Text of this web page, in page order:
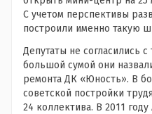
С учетом перспективы
построили именно такую
Депутаты не согласились
большой сумой они
ремонта ДК «Юность». В
советской постройки
24 коллектива. В 2011